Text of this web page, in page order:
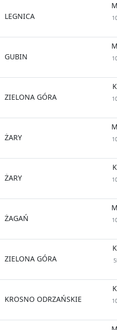
LEGNICA
GUBIN
ZIELONA GÓRA
ŻARY
ŻARY
ŻAGAŃ
ZIELONA GÓRA
KROSNO ODRZAŃSKIE